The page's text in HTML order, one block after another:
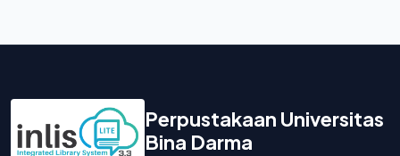
Perpustakaan Universitas
Bina Darma